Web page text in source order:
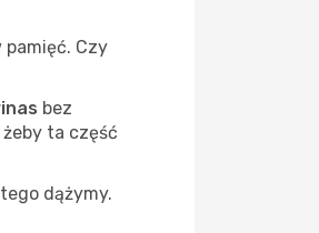
pamięć. Czy
bez
ta część
dążymy.